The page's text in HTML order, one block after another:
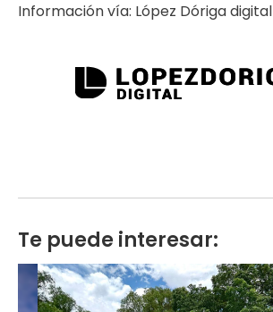
Información vía: López Dóriga digital
Te puede interesar: